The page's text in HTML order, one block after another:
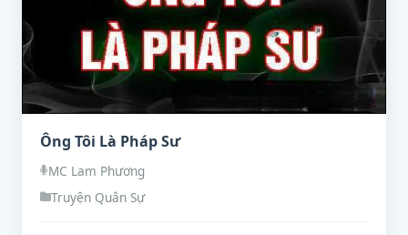
Ông Tôi Là Pháp Sư
MC Lam Phương
Truyện Quân Sự